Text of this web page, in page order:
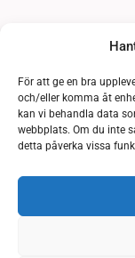
För att ge en bra
och/eller komma åt
kan vi behandla data
webbplats. Om du inte
detta påverka vissa